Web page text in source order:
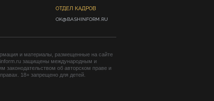
ОТДЕЛ КАДРОВ
OK@BASHINFORM.RU
и материалы, размещенные на сайте
защищены международным и
законодательством об авторском праве и
18+ запрещено для детей.